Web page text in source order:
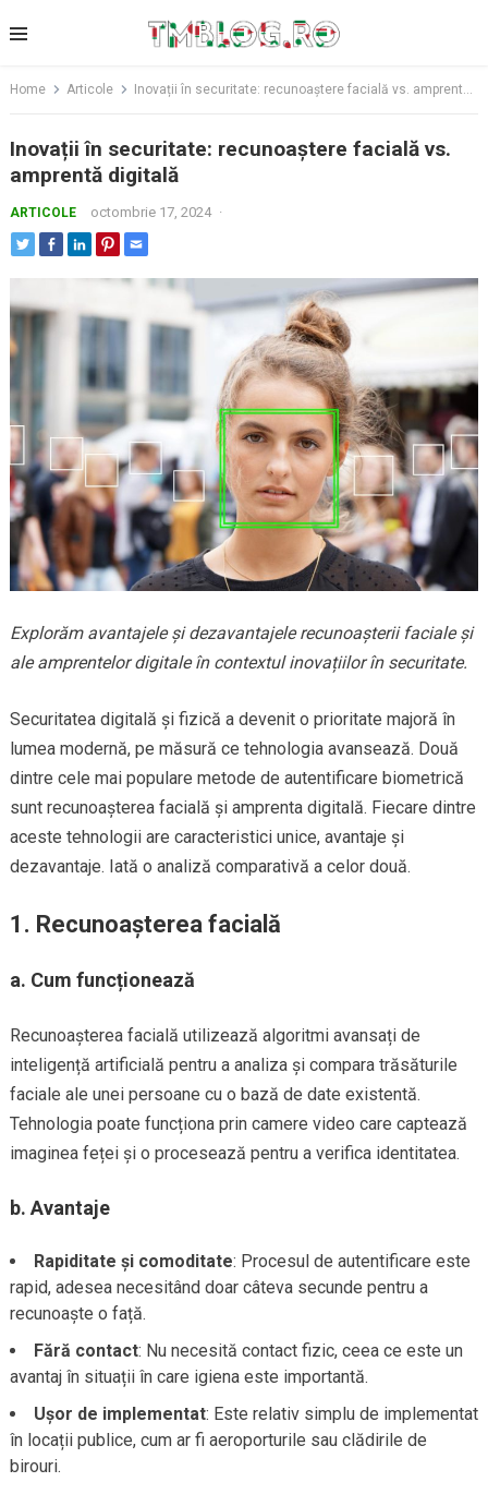
to
Home Articole Inovații în securitate: recunoaștere facială vs. amprentă digitală
Inovații în securitate: recunoaștere facială vs.
amprentă digitală
ARTICOLE octombrie 17, 2024 ·
Explorăm avantajele și dezavantajele recunoașterii faciale și
ale amprentelor digitale în contextul inovațiilor în securitate.
Securitatea digitală și fizică a devenit o prioritate majoră în
lumea modernă, pe măsură ce tehnologia avansează. Două
dintre cele mai populare metode de autentificare biometrică
sunt recunoașterea facială și amprenta digitală. Fiecare dintre
aceste tehnologii are caracteristici unice, avantaje și
dezavantaje. Iată o analiză comparativă a celor două.
1. Recunoașterea facială
a. Cum funcționează
Recunoașterea facială utilizează algoritmi avansați de
inteligență artificială pentru a analiza și compara trăsăturile
faciale ale unei persoane cu o bază de date existentă.
Tehnologia poate funcționa prin camere video care captează
imaginea feței și o procesează pentru a verifica identitatea.
b. Avantaje
Rapiditate și comoditate: Procesul de autentificare este
rapid, adesea necesitând doar câteva secunde pentru a
recunoaște o față.
Fără contact: Nu necesită contact fizic, ceea ce este un
avantaj în situații în care igiena este importantă.
Ușor de implementat: Este relativ simplu de implementat
în locații publice, cum ar fi aeroporturile sau clădirile de
birouri.